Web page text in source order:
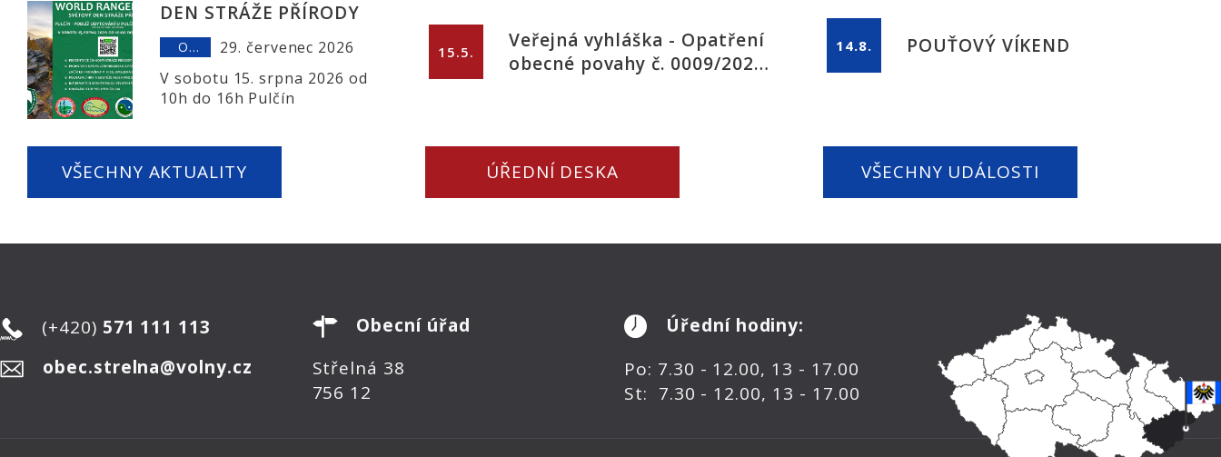
DEN STRÁŽE PŘÍRODY
OSTATNÍ
29. červenec 2026
V sobotu 15. srpna 2026 od
10h do 16h Pulčín
drůbeže v Brumově
15.5.
Veřejná vyhláška - Opatření
obecné povahy č. 0009/2026,
14.8. POUŤOVÝ VÍKEND
VŠECHNY AKTUALITY ÚŘEDNÍ DESKA VŠECHNY UDÁLOSTI
(+420) 571 111 113
obec.strelna@volny.cz
Obecní úřad
Střelná 38
756 12
Úřední hodiny:
Po: 7.30 - 12.00, 13 - 17.00
St: 7.30 - 12.00, 13 - 17.00